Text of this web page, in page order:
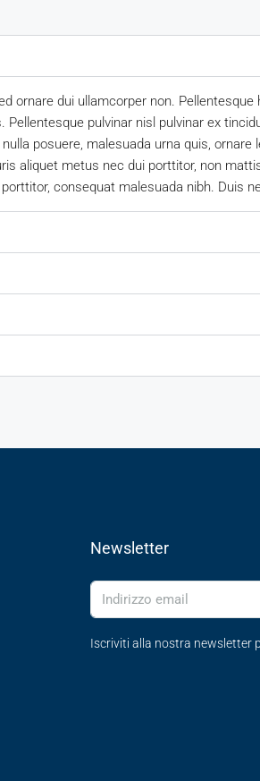
ornare dui ullamcorper non.
pulvinar nisl pulvinar ex
posuere, malesuada urna quis, ornare
aliquet metus nec dui porttitor, non
consequat malesuada nibh. Duis
Newsletter
Iscriviti alla nostra newsletter